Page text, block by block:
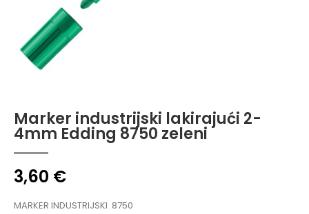
Marker industrijski lakirajući 2-
4mm Edding 8750 zeleni
3,60 €
MARKER INDUSTRIJSKI 8750